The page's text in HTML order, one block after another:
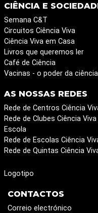
CIÊNCIA E
Semana C&T
Circuitos Ciência Viva
Ciência Viva em Casa
Livros que queremos ler
Café de Ciência
Vacinas - o poder da ciência
AS NOSSAS REDES
Rede de Centros Ciência
Rede de Clubes Ciência
Escola
Rede de Escolas Ciência
Rede de Quintas Ciência
Logotipo
CONTACTOS
Correio electrónico